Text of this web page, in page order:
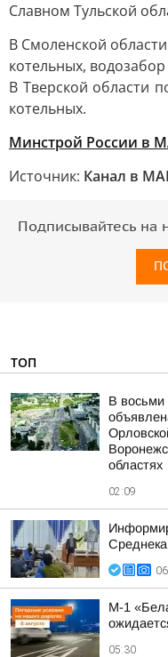
Славном Тульской
В Смоленской
котельных,
В Тверской области
котельных.
Минстрой России в
Источник: Канал в
Подписывайтесь на
ТОП
В восьми
областях
02:09
М-1
05:30